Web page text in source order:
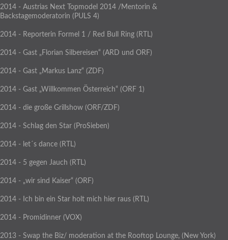
2014 - Austrias Next Topmodel 2014 /Mentorin &
Backstagemoderatorin (PULS 4)
2014 - Reporterin Formel 1 / Red Bull Ring (RTL)
2014 - Gast „Florian Silbereisen“ (ARD und ORF)
2014 - Gast „Markus Lanz“ (ZDF)
2014 - Gast „Willkommen Österreich“ (ORF 1)
2014 - die große Grillshow (ORF/ZDF)
2014 - Schlag den Star (ProSieben)
2014 - let´s dance (RTL)
2014 - 5 gegen Jauch (RTL)
2014 - „wir sind Kaiser“ (ORF)
2014 - Ich bin ein Star holt mich hier raus (RTL)
2014 - Promidinner (VOX)
2013 - Swap the Biz/ moderation at the Rooftop Lounge, (New York)